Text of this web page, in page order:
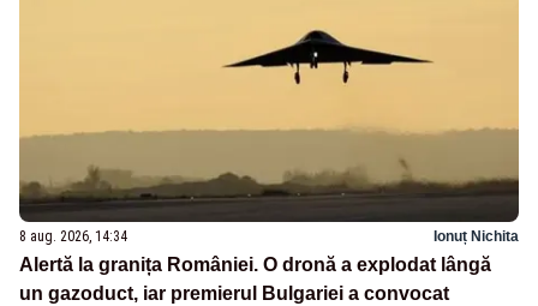
8 aug. 2026, 14:34 Ionuț Nichita
Alertă la granița României. O dronă a explodat lângă
un gazoduct, iar premierul Bulgariei a convocat